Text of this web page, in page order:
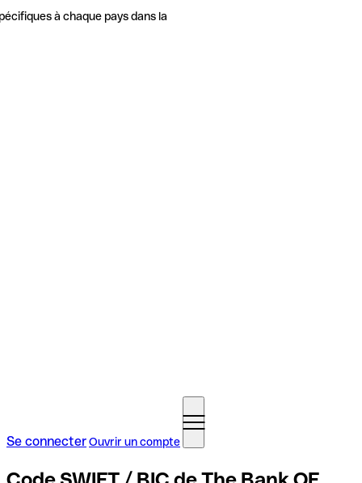
à chaque pays dans la
Se connecterOuvrir un compte